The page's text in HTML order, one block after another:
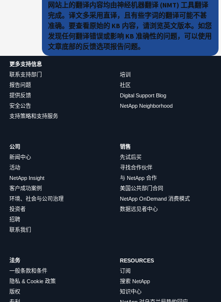
网站上的翻译内容均由神经机器翻译 (NMT) 工具翻译
完成。译文多采用直译，且有些字词的翻译可能不甚
准确。要查看原始的 KB 内容，请浏览英文版本。如您
发现任何翻译错误或影响 KB 准确性的问题，可以使用
文章底部的反馈选项报告问题。
更多支持信息
联系支持部门
报告问题
提供反馈
安全公告
支持策略和支持服务
培训
社区
Digital Support Blog
NetApp Neighborhood
公司
新闻中心
活动
NetApp Insight
客户成功案例
环境、社会与公司治理
投资者
招聘
联系我们
销售
先试后买
寻找合作伙伴
与 NetApp 合作
美国公共部门合同
NetApp OnDemand 消费模式
数据远见者中心
法务
一般条款和条件
隐私 & Cookie 政策
版权
RESOURCES
订阅
搜索 NetApp
知识中心